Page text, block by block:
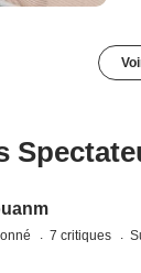
7 critiques